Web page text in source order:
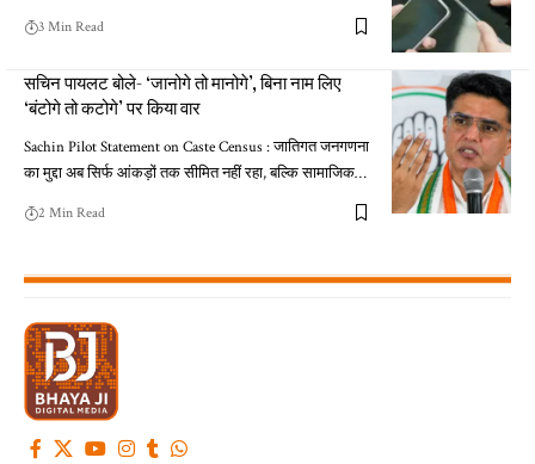
3 Min Read
सचिन पायलट बोले- ‘जानोगे तो मानोगे’, बिना नाम लिए
‘बंटोगे तो कटोगे’ पर किया वार
Sachin Pilot Statement on Caste Census : जातिगत जनगणना
का मुद्दा अब सिर्फ आंकड़ों तक सीमित नहीं रहा, बल्कि सामाजिक…
2 Min Read